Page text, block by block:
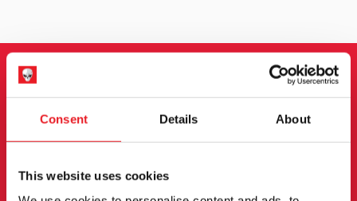
Consent Details About
This website uses cookies
ANMELDUNG ZUM
NEWSLETTER
Veranstaltungen und mehr informiert zu werden.